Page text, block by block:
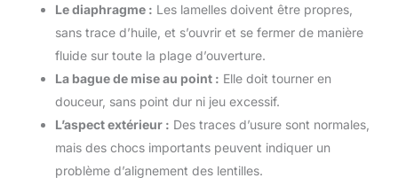
Le diaphragme : Les lamelles doivent être propres,
sans trace d’huile, et s’ouvrir et se fermer de manière
fluide sur toute la plage d’ouverture.
La bague de mise au point : Elle doit tourner en
douceur, sans point dur ni jeu excessif.
L’aspect extérieur : Des traces d’usure sont normales,
mais des chocs importants peuvent indiquer un
problème d’alignement des lentilles.